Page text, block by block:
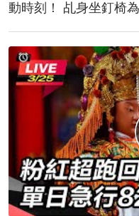
動時刻！ 乩身坐釘椅